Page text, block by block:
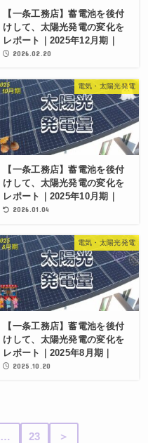
【一条工務店】蓄電池を後付
けして、太陽光発電の変化を
レポート｜2025年12月期｜
2026.02.20
電気・太陽光発電
【一条工務店】蓄電池を後付
けして、太陽光発電の変化を
レポート｜2025年10月期｜
2026.01.04
電気・太陽光発電
【一条工務店】蓄電池を後付
けして、太陽光発電の変化を
レポート｜2025年8月期｜
2025.10.20
… 23 ＞